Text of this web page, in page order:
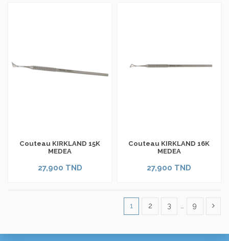
Couteau KIRKLAND 15K
MEDEA
27,900 TND
Couteau KIRKLAND 16K
MEDEA
27,900 TND
1 2 3 … 9